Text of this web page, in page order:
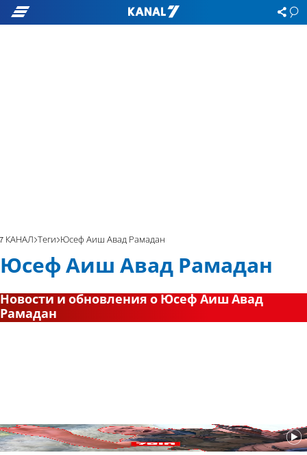
7 КАНАЛ Теги Юсеф Аиш Авад Рамадан
Юсеф Аиш Авад Рамадан
Новости и обновления о Юсеф Аиш Авад
Рамадан